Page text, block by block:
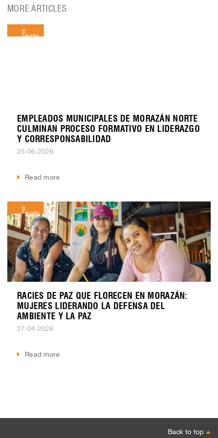
MORE ARTICLES
EMPLEADOS MUNICIPALES DE MORAZÁN NORTE
CULMINAN PROCESO FORMATIVO EN LIDERAZGO
Y CORRESPONSABILIDAD
25-06-2026
Read more
El
Salvador
RACIES DE PAZ QUE FLORECEN EN MORAZÁN:
MUJERES LIDERANDO LA DEFENSA DEL
AMBIENTE Y LA PAZ
27-04-2026
Read more
El
Salvador
Back to top